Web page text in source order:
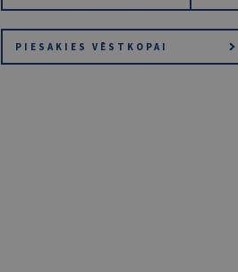
PIESAKIES VĒSTKOPAI